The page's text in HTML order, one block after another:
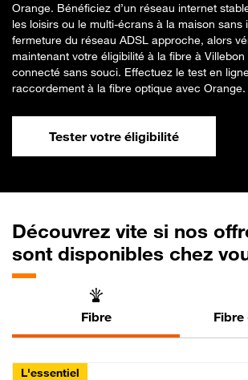
Orange. Bénéficiez d’un réseau internet
les loisirs ou le multi-écrans à la maison sans
fermeture du réseau ADSL approche, alors
maintenant votre éligibilité à la fibre à
connecté sans souci. Effectuez le test en
raccordement à la fibre optique avec Orange.
Tester votre éligibilité
Découvrez vite si nos
sont disponibles chez
Fibre Fibre
L'essentiel